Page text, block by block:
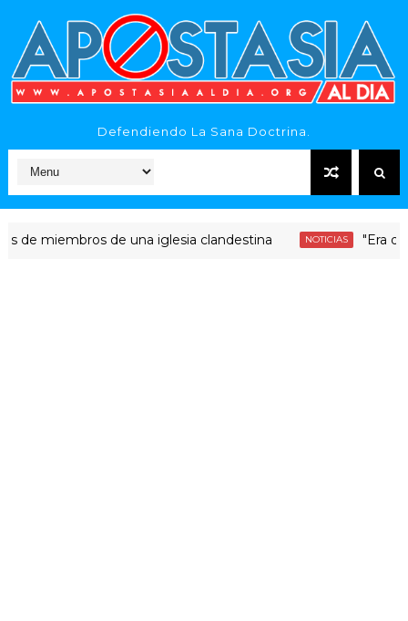
Defendiendo La Sana Doctrina.
de una iglesia clandestina NOTICIAS "Era dinero